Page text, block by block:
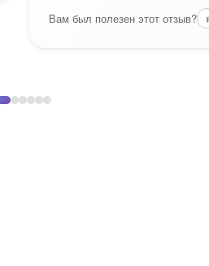
Вам был полезен этот отзыв?